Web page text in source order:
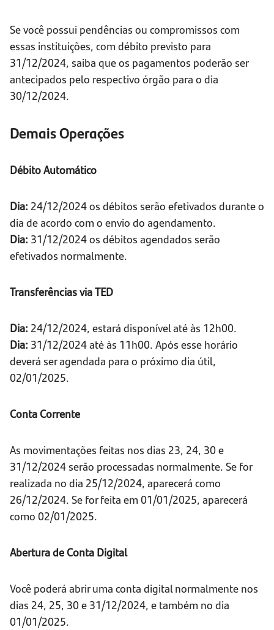
Se você possui pendências ou compromissos com
essas instituições, com débito previsto para
31/12/2024, saiba que os pagamentos poderão ser
antecipados pelo respectivo órgão para o dia
30/12/2024.
Demais Operações
Débito Automático
Dia: 24/12/2024 os débitos serão efetivados durante o
dia de acordo com o envio do agendamento.
Dia: 31/12/2024 os débitos agendados serão
efetivados normalmente.
Transferências via TED
Dia: 24/12/2024, estará disponível até às 12h00.
Dia: 31/12/2024 até às 11h00. Após esse horário
deverá ser agendada para o próximo dia útil,
02/01/2025.
Conta Corrente
As movimentações feitas nos dias 23, 24, 30 e
31/12/2024 serão processadas normalmente. Se for
realizada no dia 25/12/2024, aparecerá como
26/12/2024. Se for feita em 01/01/2025, aparecerá
como 02/01/2025.
Abertura de Conta Digital
Você poderá abrir uma conta digital normalmente nos
dias 24, 25, 30 e 31/12/2024, e também no dia
01/01/2025.